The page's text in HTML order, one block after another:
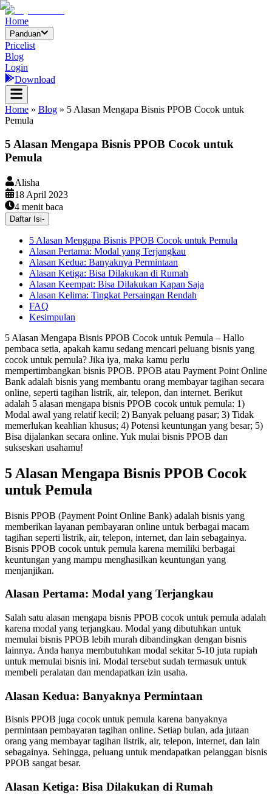
Home
Panduan
Pricelist
Blog
Login
Download
Home » Blog » 5 Alasan Mengapa Bisnis PPOB Cocok untuk
Pemula
5 Alasan Mengapa Bisnis PPOB Cocok untuk
Pemula
Alisha
18 April 2023
4 menit baca
Daftar Isi-
5 Alasan Mengapa Bisnis PPOB Cocok untuk Pemula
Alasan Pertama: Modal yang Terjangkau
Alasan Kedua: Banyaknya Permintaan
Alasan Ketiga: Bisa Dilakukan di Rumah
Alasan Keempat: Bisa Dilakukan Kapan Saja
Alasan Kelima: Tingkat Persaingan Rendah
FAQ
Kesimpulan
5 Alasan Mengapa Bisnis PPOB Cocok untuk Pemula – Hallo
pembaca setia, apakah kamu sedang mencari peluang bisnis yang
cocok untuk pemula? Jika iya, maka kamu perlu
mempertimbangkan bisnis PPOB. PPOB atau Payment Point Online
Bank adalah bisnis yang membantu orang membayar tagihan secara
online, seperti tagihan listrik, air, telepon, dan internet. Berikut
adalah 5 alasan mengapa bisnis PPOB cocok untuk pemula: 1)
Modal awal yang relatif kecil; 2) Banyak peluang pasar; 3) Tidak
memerlukan keahlian khusus; 4) Potensi keuntungan yang besar; 5)
Bisa dijalankan secara online. Yuk mulai bisnis PPOB dan
sukseskan usahamu!
5 Alasan Mengapa Bisnis PPOB Cocok
untuk Pemula
Bisnis PPOB (Payment Point Online Bank) adalah bisnis yang
memberikan layanan pembayaran online untuk berbagai macam
tagihan seperti listrik, air, telepon, internet, dan lain sebagainya.
Bisnis PPOB cocok untuk pemula karena memiliki berbagai
keuntungan yang mampu menghasilkan keuntungan yang
menjanjikan.
Alasan Pertama: Modal yang Terjangkau
Salah satu alasan mengapa bisnis PPOB cocok untuk pemula adalah
karena modal yang terjangkau. Modal yang dibutuhkan untuk
memulai bisnis PPOB lebih murah dibandingkan dengan bisnis
lainnya. Anda hanya membutuhkan modal sekitar 5-10 juta rupiah
untuk memulai bisnis ini. Modal tersebut sudah termasuk untuk
membeli peralatan dan mendapatkan izin usaha.
Alasan Kedua: Banyaknya Permintaan
Bisnis PPOB juga cocok untuk pemula karena banyaknya
permintaan pembayaran tagihan online. Setiap bulan, ada jutaan
orang yang membayar tagihan listrik, air, telepon, internet, dan lain
sebagainya. Sehingga, peluang untuk mendapatkan pelanggan bisnis
PPOB sangat besar.
Alasan Ketiga: Bisa Dilakukan di Rumah